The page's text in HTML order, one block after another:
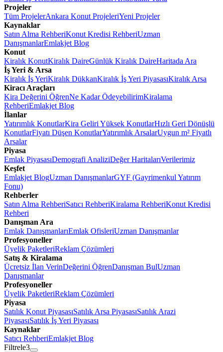
Projeler
Tüm ProjelerAnkara Konut ProjeleriYeni Projeler
Kaynaklar
Satın Alma RehberiKonut Kredisi RehberiUzman
DanışmanlarEmlakjet Blog
Konut
Kiralık KonutKiralık DaireGünlük Kiralık DaireHaritada Ara
İş Yeri & Arsa
Kiralık İş YeriKiralık DükkanKiralık İş Yeri PiyasasıKiralık Arsa
Kiracı Araçları
Kira Değerini ÖğrenNe Kadar ÖdeyebilirimKiralama
RehberiEmlakjet Blog
İlanlar
Yatırımlık KonutlarKira Geliri Yüksek KonutlarHızlı Geri Dönüşlü
KonutlarFiyatı Düşen KonutlarYatırımlık ArsalarUygun m² Fiyatlı
Arsalar
Piyasa
Emlak PiyasasıDemografi AnaliziDeğer HaritalarıVerilerimiz
Keşfet
Emlakjet BlogUzman DanışmanlarGYF (Gayrimenkul Yatırım
Fonu)
Rehberler
Satın Alma RehberiSatıcı RehberiKiralama RehberiKonut Kredisi
Rehberi
Danışman Ara
Emlak DanışmanlarıEmlak OfisleriUzman Danışmanlar
Profesyoneller
Üyelik PaketleriReklam Çözümleri
Satış & Kiralama
Ücretsiz İlan VerinDeğerini ÖğrenDanışman BulUzman
Danışmanlar
Profesyoneller
Üyelik PaketleriReklam Çözümleri
Piyasa
Satılık Konut PiyasasıSatılık Arsa PiyasasıSatılık Arazi
PiyasasıSatılık İş Yeri Piyasası
Kaynaklar
Satıcı RehberiEmlakjet Blog
Filtrele3